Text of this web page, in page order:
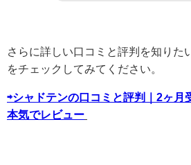
さらに詳しい口コミと評判を知りた
をチェックしてみてください。
⇨シャドテンの口コミと評判｜2ヶ月
本気でレビュー